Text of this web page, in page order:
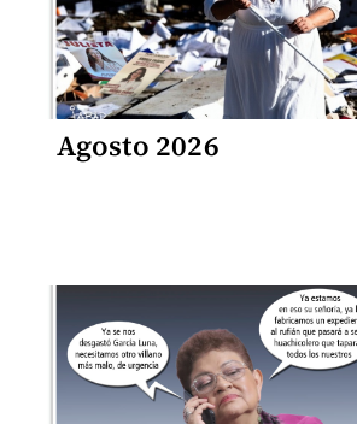
Agosto 2026